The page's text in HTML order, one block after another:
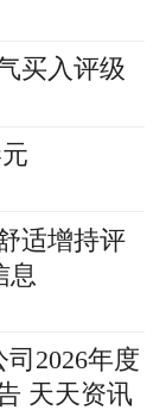
买入评级
适增持评
息
2026年度
天天资讯